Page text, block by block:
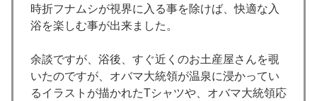
時折フナムシが視界に入る事を除けば、快適な入
浴を楽しむ事が出来ました。
余談ですが、浴後、すぐ近くのお土産屋さんを覗
いたのですが、オバマ大統領が温泉に浸かってい
るイラストが描かれたTシャツや、オバマ大統領応